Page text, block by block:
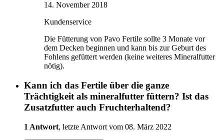
14. November 2018
Kundenservice
Die Fütterung von Pavo Fertile sollte 3 Monate vor
dem Decken beginnen und kann bis zur Geburt des
Fohlens gefüttert werden (keine weiteres Mineralfutter
nötig).
Kann ich das Fertile über die ganze
Trächtigkeit als mineralfutter füttern? Ist das
Zusatzfutter auch Fruchterhaltend?
1 Antwort, letzte Antwort vom 08. März 2022